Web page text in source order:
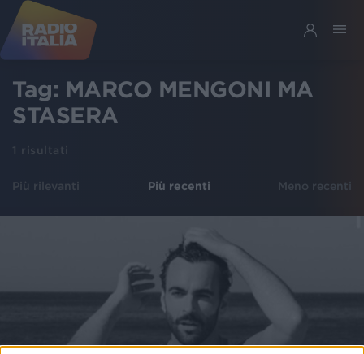
Tag: MARCO MENGONI MA
STASERA
1 risultati
Più rilevanti Più recenti Meno recenti